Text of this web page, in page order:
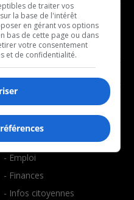
- Décompte franco
- Joué récemment
BALADOS
- Affaires
- Art de vivre
- Bien-être
- Emploi
- Finances
- Infos citoyennes
de traiter vos
la base de l'intérêt
en gérant vos options
bas de cette page ou dans
votre consentement
et de confidentialité.